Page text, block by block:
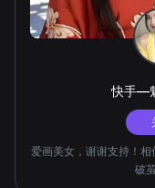
快手—
爱画美女，谢谢支持！
破